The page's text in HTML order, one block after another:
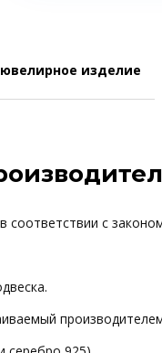
изделие
соответствии с